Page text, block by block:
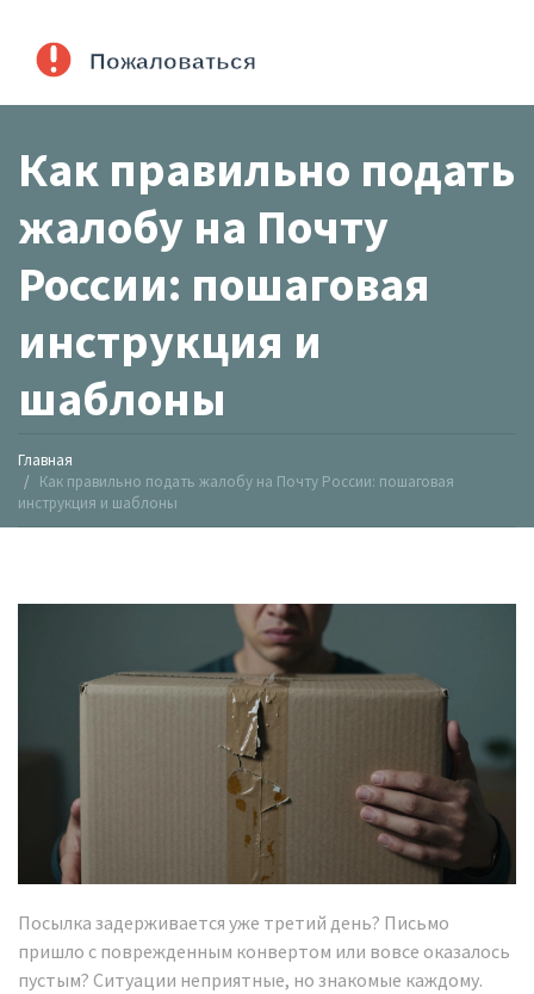
Как правильно подать
жалобу на Почту
России: пошаговая
инструкция и
шаблоны
Главная
Как правильно подать жалобу на Почту России: пошаговая
инструкция и шаблоны
Посылка задерживается уже третий день? Письмо
пришло с поврежденным конвертом или вовсе оказалось
пустым? Ситуации неприятные, но знакомые каждому.